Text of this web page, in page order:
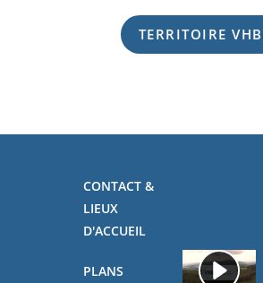
TERRITOIRE VHB
CONTACT &
LIEUX
D'ACCUEIL
PLANS